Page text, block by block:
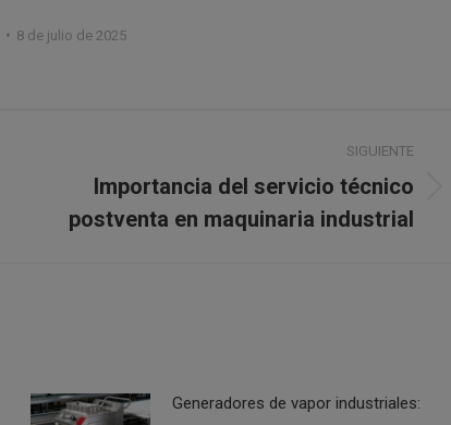
8 de julio de 2025
SIGUIENTE
Publicación
siguiente:
Importancia del servicio técnico
postventa en maquinaria industrial
Generadores de vapor industriales: